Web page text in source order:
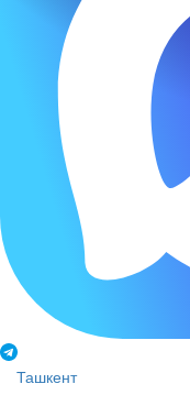
Ташкент